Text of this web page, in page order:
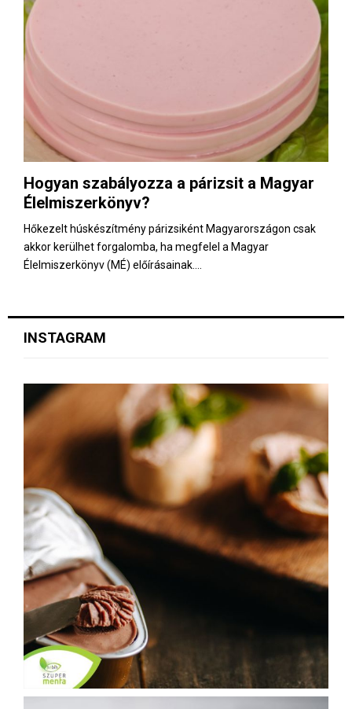
Hogyan szabályozza a párizsit a Magyar
Élelmiszerkönyv?
Hőkezelt húskészítmény párizsiként Magyarországon csak
akkor kerülhet forgalomba, ha megfelel a Magyar
Élelmiszerkönyv (MÉ) előírásainak....
INSTAGRAM